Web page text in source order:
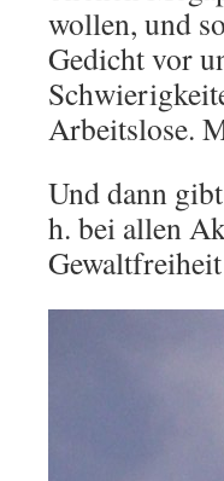
wollen, und
Gedicht vor
Arbeitslose.
Und dann
h. bei allen